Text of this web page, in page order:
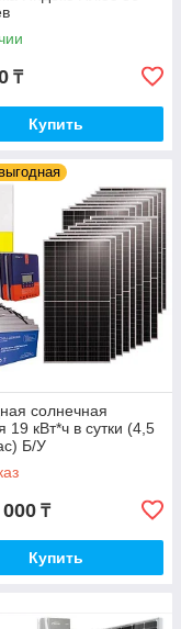
₸
Купить
солнечная
19 кВт*ч в сутки (4,5
Б/У
₸
Купить